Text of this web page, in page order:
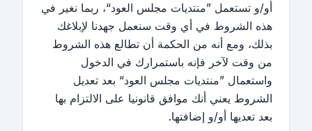
أو/و تستعمل ”منتديات مجلس العود“، ربما نغير في
هذه الشروط في أي وقت سنعمل جهدنا لإبلاغك
بذلك، ومع أنه من الحكمة أن تطالع هذه الشروط
من وقت لآخر فإنه باستمرارك في الدخول
واستعمال ”منتديات مجلس العود“ بعد تعديل
الشروط يعني أنك موافق قانونيا على الالتزام بها
بعد تعديها أو/و إضافتها.